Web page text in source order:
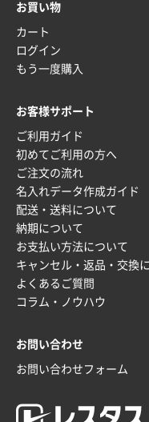
お買い物
カート
ログイン
もう一度購入
お客様サポート
ご利用ガイド
初めてご利用の方へ
ご注文の流れ
名入れデータ作成ガイド
配送・送料について
納期について
お支払い方法について
キャンセル・返品・交換
よくあるご質問
コラム・ノウハウ
お問い合わせ
お問い合わせフォーム